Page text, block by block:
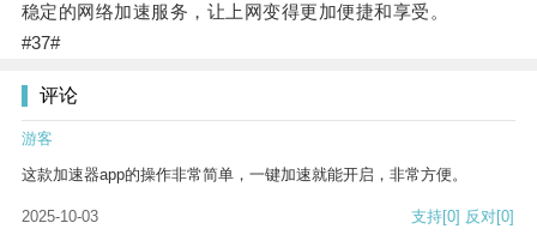
稳定的网络加速服务，让上网变得更加便捷和享受。
#37#
评论
游客
这款加速器app的操作非常简单，一键加速就能开启，非常方便。
2025-10-03 支持[0] 反对[0]